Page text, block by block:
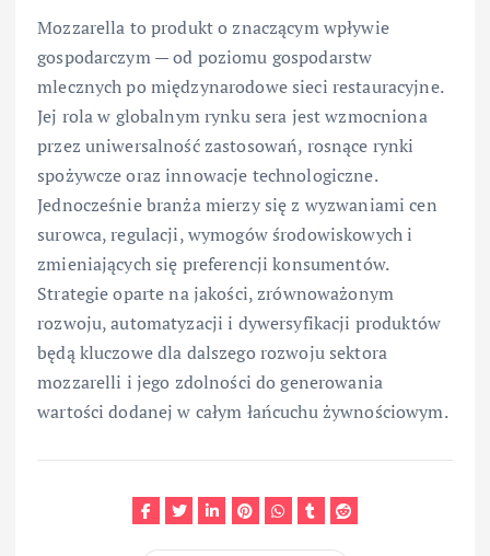
Mozzarella to produkt o znaczącym wpływie
gospodarczym — od poziomu gospodarstw
mlecznych po międzynarodowe sieci restauracyjne.
Jej rola w globalnym rynku sera jest wzmocniona
przez uniwersalność zastosowań, rosnące rynki
spożywcze oraz innowacje technologiczne.
Jednocześnie branża mierzy się z wyzwaniami cen
surowca, regulacji, wymogów środowiskowych i
zmieniających się preferencji konsumentów.
Strategie oparte na jakości, zrównoważonym
rozwoju, automatyzacji i dywersyfikacji produktów
będą kluczowe dla dalszego rozwoju sektora
mozzarelli i jego zdolności do generowania
wartości dodanej w całym łańcuchu żywnościowym.